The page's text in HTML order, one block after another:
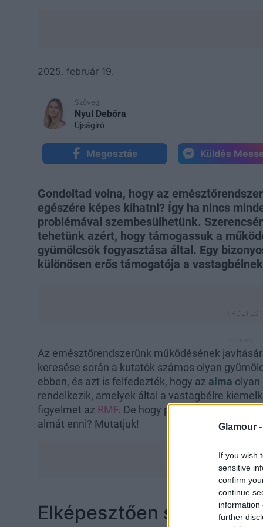
Glamour -
If you wish
sensitive
confirm
continue
information
further
2025. február 19.
Szöveg:
Nyul Debóra
Újságíró
Megosztás Küldés
Gondoltad volna, hogy az
egészére képes kihatni? Így ha nincs
problémával szembesülhetünk.
tehetünk azért, hogy támogassuk a
gyümölcsök fogyasztása által. Egy
különösen erős támogatója a
Az emésztőrendszerünk működésének
keresése során a kutatók számos olyan
ebben, és azt is felfedezték, hogy az alma olyan
rendelkezik, amelyek által a vastagbélre
figyelmet az RMF. De hogy pontosan miért is
almát enni? Mutatjuk!
Elképesztően sok